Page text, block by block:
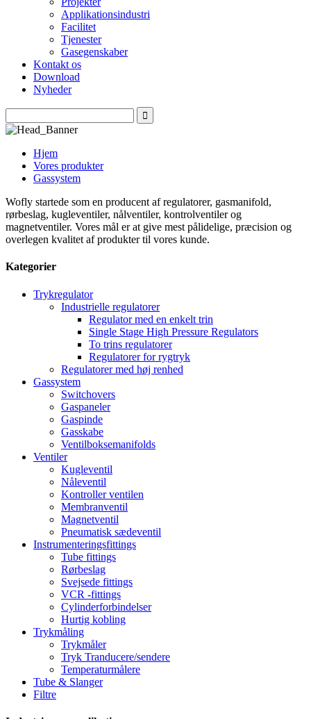
Applikationsindustri
Facilitet
Tjenester
Gasegenskaber
Kontakt os
Download
Nyheder
Hjem
Vores produkter
Gassystem
Wofly startede som en producent af regulatorer, gasmanifold,
rørbeslag, kugleventiler, nålventiler, kontrolventiler og
magnetventiler. Vores mål er at give mest pålidelige, præcision og
overlegen kvalitet af produkter til vores kunde.
Kategorier
Trykregulator
Industrielle regulatorer
Regulator med en enkelt trin
Single Stage High Pressure Regulators
To trins regulatorer
Regulatorer for rygtryk
Regulatorer med høj renhed
Gassystem
Switchovers
Gaspaneler
Gaspinde
Gasskabe
Ventilboksemanifolds
Ventiler
Kugleventil
Nåleventil
Kontroller ventilen
Membranventil
Magnetventil
Pneumatisk sædeventil
Instrumenteringsfittings
Tube fittings
Rørbeslag
Svejsede fittings
VCR -fittings
Cylinderforbindelser
Hurtig kobling
Trykmåling
Trykmåler
Tryk Tranducere/sendere
Temperaturmålere
Tube & Slanger
Filtre